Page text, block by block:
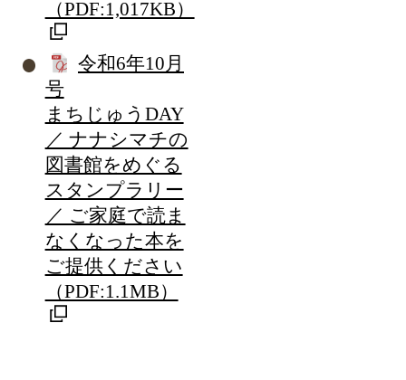
（PDF:1,017KB）
令和6年10月
号
まちじゅうDAY
／ ナナシマチの
図書館をめぐる
スタンプラリー
／ ご家庭で読ま
なくなった本を
ご提供ください
（PDF:1.1MB）